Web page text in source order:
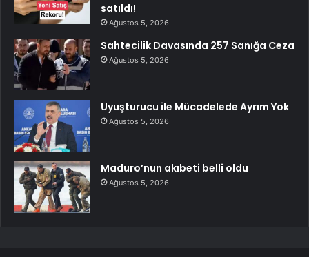
satıldı!
Ağustos 5, 2026
Sahtecilik Davasında 257 Sanığa Ceza
Ağustos 5, 2026
Uyuşturucu ile Mücadelede Ayrım Yok
Ağustos 5, 2026
Maduro’nun akıbeti belli oldu
Ağustos 5, 2026